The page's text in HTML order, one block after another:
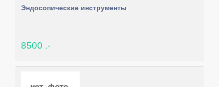
Эндосопические инструменты
8500 .-